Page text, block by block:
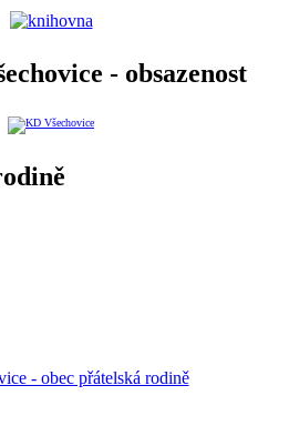
- obsazenost
- obec přátelská rodině